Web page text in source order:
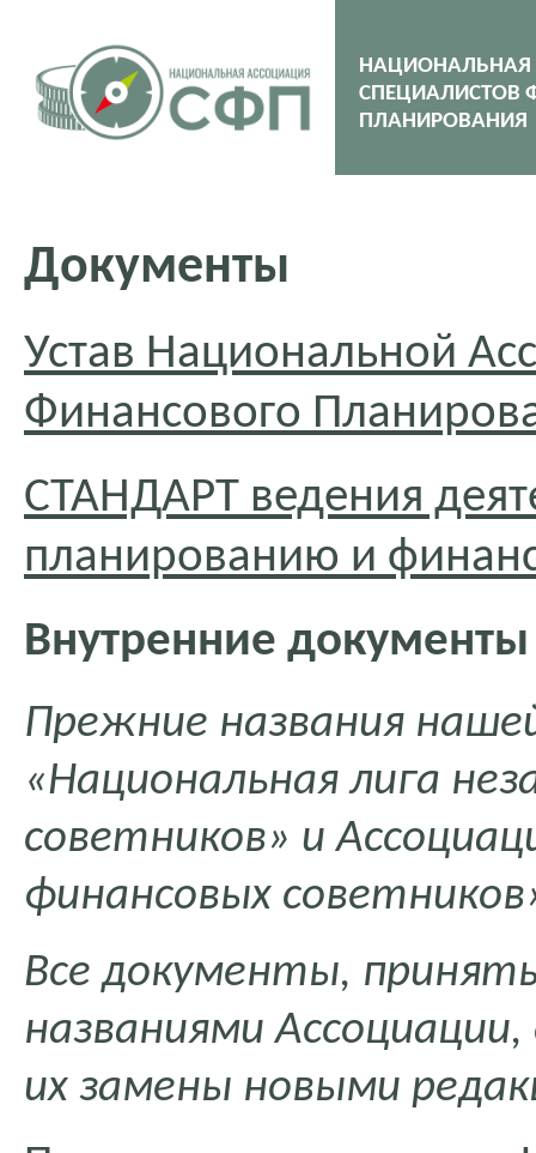
НАЦИОНАЛЬНАЯ
СПЕЦИАЛИСТОВ
ПЛАНИРОВАНИЯ
Документы
Устав Национальной
Финансового
СТАНДАРТ ведения
планированию и
Внутренние документы
Прежние названия
«Национальная лига
советников» и
финансовых
Все документы,
названиями
их замены новыми